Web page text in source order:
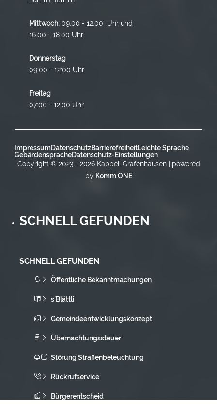
Mittwoch: 09:00 - 12:00 Uhr und
16.00 - 18.00 Uhr
Donnerstag
09:00 - 12:00 Uhr
Freitag
07:00 - 12:00 Uhr
ImpressumDatenschutzBarrierefreiheitLeichte Sprache
GebärdenspracheDatenschutz-Einstellungen
Copyright © 2023 - 2026 Kappel-Grafenhausen | powered
by Komm.ONE
SCHNELL GEFUNDEN
SCHNELL GEFUNDEN
Öffentliche Bekanntmachungen
s`Blättli
Gemeindeentwicklungskonzept
Übernachtungssteuer
Störung Straßenbeleuchtung
Rückrufservice
Bürgerentscheid